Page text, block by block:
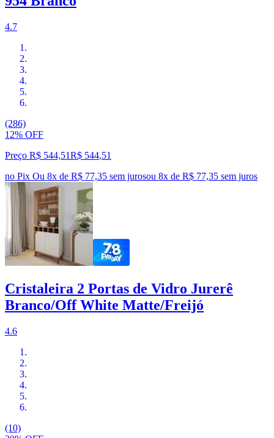
4.7
(286)
12% OFF
Preço R$ 544,51R$ 544,51
no Pix Ou 8x de R$ 77,35 sem jurosou 8x de R$ 77,35 sem juros
Cristaleira 2 Portas de Vidro Jurerê
Branco/Off White Matte/Freijó
4.6
(10)